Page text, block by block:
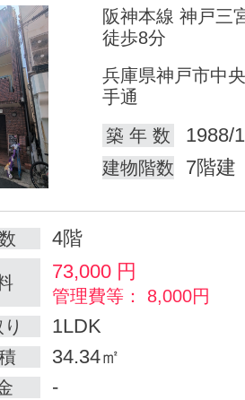
阪神本線 神戸三
徒歩8分
兵庫県神戸市中
手通
築 年 数
1988/
建物階数 7階建
4階
73,000 円
管理費等： 8,000円
1LDK
34.34㎡
-